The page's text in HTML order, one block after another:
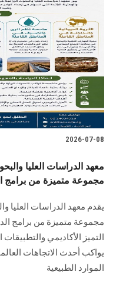
2026-07-08
معهد الدراسات العليا
مجموعة متميزة من برامج
يقدم معهد الدراسات العليا
مجموعة متميزة من برامج
التميز الأكاديمي
يواكب أحدث الاتجاهات
الموارد الطبيعية